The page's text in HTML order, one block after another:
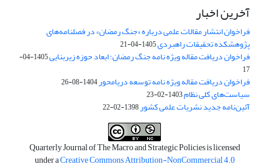
آخرین اخبار
فراخوان انتشار مقالات علمی درباره «جنگ رمضان» در فصلنامه‌های
پژوهشکده تحقیقات راهبردی1405-04-21
فراخوان دریافت مقاله ویژه نامه جنگ رمضان؛ ابعاد حوزه زیربنایی
1405-04-
17
فراخوان دریافت مقاله ویژه نامه توسعه دریامحور1404-08-26
سیاست‌های کلی نظام1403-02-23
آئین‌نامه جدید نشریات علمی کشور1398-02-22
Quarterly Journal of The Macro and Strategic Policies is licensed
under aCreative Commons Attribution-NonCommercial 4.0